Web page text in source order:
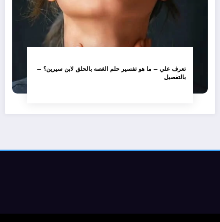
تعرف علي – ما هو تفسير حلم الغصه بالحلق لابن سيرين؟ –
بالتفصيل